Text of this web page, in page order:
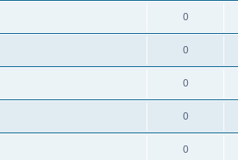
0
0
0
0
0